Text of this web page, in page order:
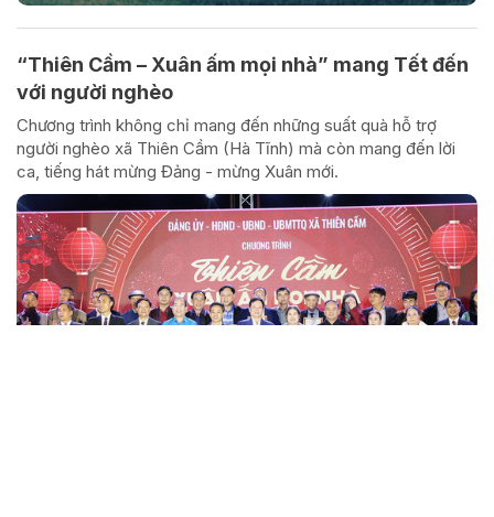
“Thiên Cầm – Xuân ấm mọi nhà” mang Tết đến
với người nghèo
Chương trình không chỉ mang đến những suất quà hỗ trợ
người nghèo xã Thiên Cầm (Hà Tĩnh) mà còn mang đến lời
ca, tiếng hát mừng Đảng - mừng Xuân mới.